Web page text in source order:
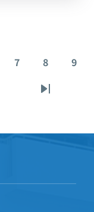
頁
7
頁
面
8
頁
9
Last